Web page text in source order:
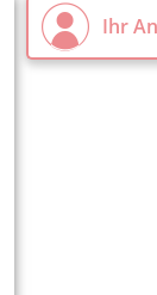
Ihr